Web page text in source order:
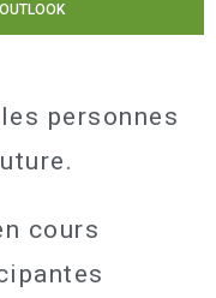
personnes
cours